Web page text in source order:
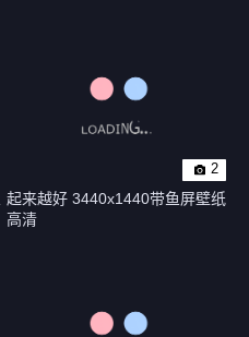
2
起来越好 3440x1440带鱼屏壁纸
高清